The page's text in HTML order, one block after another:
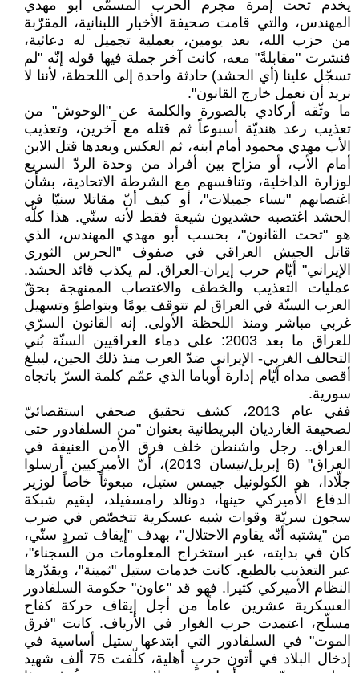
يخدم تحت إمرة مجرم الحرب المسمّى أبو مهدي
المهندس، والتي قامت صحيفة الأخبار اللبنانية، المقرّبة
من حزب الله، بعد يومين، بعملية تجميل له دعائية،
فنشرت "مقابلةً" معه، كانت آخر جملة فيها قوله إنّه "لم
تسجّل علينا (أي الحشد) حادثة واحدة إلى اللحظة، لأننا لا
نريد أن نعمل خارج القانون".
ما وثّقه أركادي بالصورة والكلمة عن "الوحوش" من
تعذيب رعد هنديّة أسبوعاً ثم قتله مع آخرين، وتعذيب
الأب مهدي محمود أمام ابنه، ثم العكس وبعدها قتل الابن
أمام الأب، أو مزاح بين أفراد من وحدة الردّ السريع
لوزارة الداخلية، وتنافسهم مع الشرطة الاتحادية، بشأن
اغتصابهم "نساء جميلات"، أو كيف أنّ مقاتلا سنيّا في
الحشد اغتصبه حشديون شيعة فقط لأنه سنّي. هذا كلّه
هو "تحت القانون"، بحسب أبو مهدي المهندس، الذي
قاتل الجيش العراقي في صفوف "الحرس الثوري
الإيراني" أيّام حرب إيران-العراق. لم يكذب قائد الحشد.
عمليات التعذيب والخطف والاغتصاب الممنهجة بحقّ
العرب السنّة في العراق لم تتوقف يومًا وبتواطؤ وتسهيل
غربي مباشر ومنذ اللحظة الأولى. إنه القانون السرّي
للعراق ما بعد 2003: على دماء العراقيين السنّة بُني
التحالف الغربي- الإيراني ضدّ العرب منذ ذلك الحين، ليبلغ
أقصى مداه أيّام إدارة أوباما الذي عمّم كلمة السرّ باتجاه
سورية.
ففي عام 2013، كشف تحقيق صحفي استقصائيّ
لصحيفة الغارديان البريطانية بعنوان "من السلفادور حتى
العراق.. رجل واشنطن خلف فرق الأمن العنيفة في
العراق" (6 إبريل/نيسان 2013)، أنّ الأميركيين أرسلوا
جلّادا، هو الكولونيل جيمس ستيل، مبعوثاً خاصاً لوزير
الدفاع الأميركي حينها، دونالد رامسفيلد، ليقيم شبكة
سجون سريّة وقوات شبه عسكرية تتخصّص في ضرب
من "يشتبه أنّه يقاوم الاحتلال"، بهدف "إيقاف تمردٍ سنّي،
كان في بدايته، عبر استخراج المعلومات من السجناء"،
عبر التعذيب بالطبع. كانت خدمات ستيل "ثمينة"، ويقدّرها
النظام الأميركي كثيرا. فهو قد "عاون" حكومة السلفادور
العسكرية عشرين عاماً من أجل إيقاف حركة كفاح
مسلّح، اعتمدت حرب الغوار في الأرياف. كانت "فرق
الموت" في السلفادور التي ابتدعها ستيل أساسية في
إدخال البلاد في أتون حربٍ أهلية، كلّفت 75 ألف شهيد